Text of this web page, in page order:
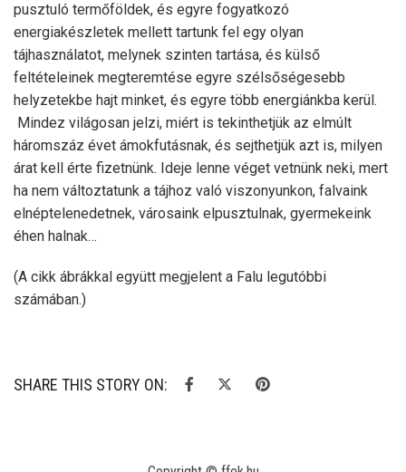
pusztuló termőföldek, és egyre fogyatkozó
energiakészletek mellett tartunk fel egy olyan
tájhasználatot, melynek szinten tartása, és külső
feltételeinek megteremtése egyre szélsőségesebb
helyzetekbe hajt minket, és egyre több energiánkba kerül.
Mindez világosan jelzi, miért is tekinthetjük az elmúlt
háromszáz évet ámokfutásnak, és sejthetjük azt is, milyen
árat kell érte fizetnünk. Ideje lenne véget vetnünk neki, mert
ha nem változtatunk a tájhoz való viszonyunkon, falvaink
elnéptelenedetnek, városaink elpusztulnak, gyermekeink
éhen halnak…
(A cikk ábrákkal együtt megjelent a Falu legutóbbi
számában.)
SHARE THIS STORY ON: